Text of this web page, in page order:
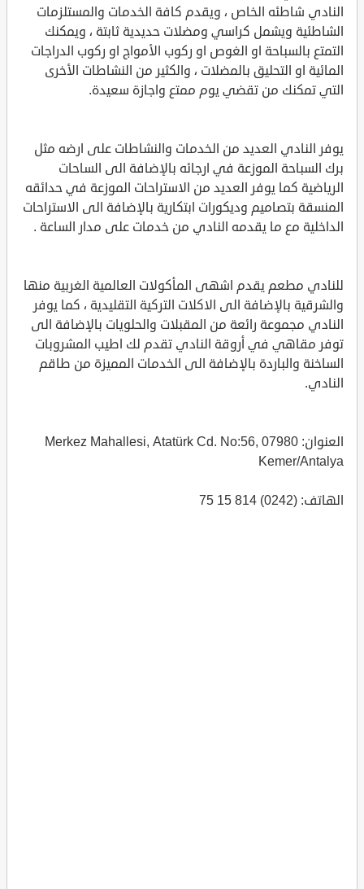
النادي شاطئه الخاص ، ويقدم كافة الخدمات والمستلزمات
الشاطئية ويشمل كراسي ومضلات حديدية ثابتة ، ويمكنك
التمتع بالسباحة او الغوص او ركوب الأمواج او ركوب الدراجات
المائية او التحليق بالمضلات ، والكثير من النشاطات الأخرى
التي تمكنك من تقضي يوم ممتع واجازة سعيدة.
يوفر النادي العديد من الخدمات والنشاطات على ارضه مثل
برك السباحة الموزعة في ارجائه بالإضافة الى الساحات
الرياضية كما يوفر العديد من الاستراحات الموزعة في حدائقه
المنسقة بتصاميم وديكورات ابتكارية بالإضافة الى الاستراحات
الداخلية مع ما يقدمه النادي من خدمات على مدار الساعة .
للنادي مطعم يقدم اشهى المأكولات العالمية الغربية منها
والشرقية بالإضافة الى الاكلات التركية التقليدية ، كما يوفر
النادي مجموعة رائعة من المقبلات والحلويات بالإضافة الى
توفر مقاهي في أروقة النادي تقدم لك اطيب المشروبات
الساخنة والباردة بالإضافة الى الخدمات المميزة من طاقم
النادي.
العنوان: Merkez Mahallesi, Atatürk Cd. No:56, 07980
Kemer/Antalya
الهاتف: (0242) 814 15 75